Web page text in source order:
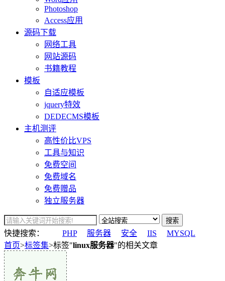
Photoshop
Access应用
源码下载
网络工具
网站源码
书籍教程
模板
自适应模板
jquery特效
DEDECMS模板
主机测评
高性价比VPS
工具与知识
免费空间
免费域名
免费赠品
独立服务器
搜索
快捷搜索： PHP 服务器 安全 IIS
MYSQL
首页>标签集>标签"linux服务器"的相关文章